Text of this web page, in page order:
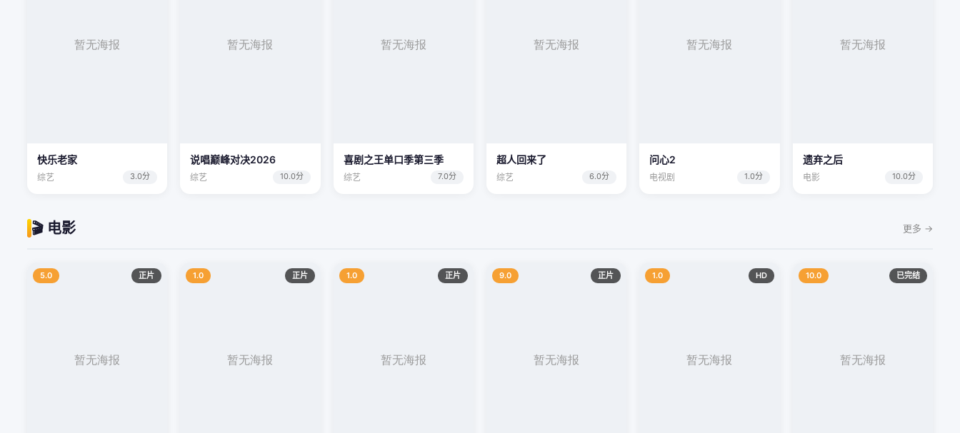
快乐老家
综艺 3.0分
说唱巅峰对决2026
综艺 10.0分
喜剧之王单口季第三季
综艺 7.0分
超人回来了
综艺 6.0分
问心2
电视剧 1.0分
遗弃之后
电影 10.0分
🎬 电影 更多 →
5.0 正片 1.0 正片 1.0 正片 9.0 正片 1.0 HD 10.0 已完结